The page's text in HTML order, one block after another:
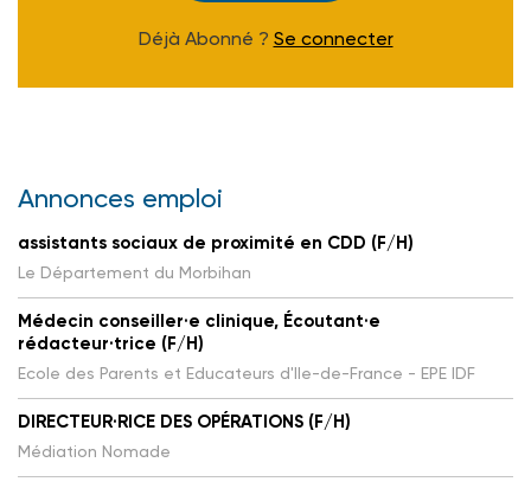
Déjà Abonné ? Se connecter
Annonces emploi
assistants sociaux de proximité en CDD (F/H)
Le Département du Morbihan
Médecin conseiller·e clinique, Écoutant·e
rédacteur·trice (F/H)
Ecole des Parents et Educateurs d'Ile-de-France - EPE IDF
DIRECTEUR·RICE DES OPÉRATIONS (F/H)
Médiation Nomade